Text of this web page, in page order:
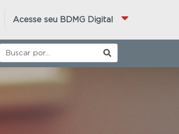
Acesse seu BDMG Digital